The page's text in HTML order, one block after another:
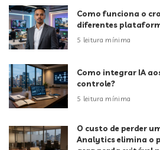
Como funciona o
diferentes
5 leitura mínima
Como integrar IA
controle?
5 leitura mínima
O custo de perder
Analytics elimina o